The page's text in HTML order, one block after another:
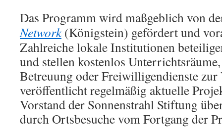
Das Programm wird maßgeblich von
Network(Königstein) gefördert und
Zahlreiche lokale Institutionen
und stellen kostenlos
Betreuung oder Freiwilligendienste
veröffentlicht regelmäßig aktuelle
Vorstand der Sonnenstrahl Stiftung
durch Ortsbesuche vom Fortgang der